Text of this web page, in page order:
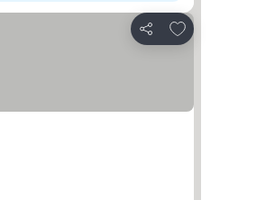
シェア
お気に入りに追加